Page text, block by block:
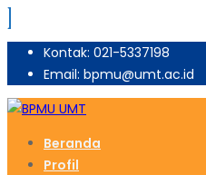
Kontak: 021-5337198
Email: bpmu@umt.ac.id
Beranda
Profil